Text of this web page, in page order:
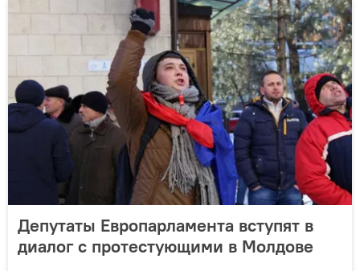
Депутаты Европарламента вступят в
диалог с протестующими в Молдове